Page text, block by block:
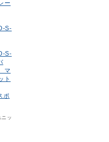
ー
S-
S-
マ
ト
ポ
ッ